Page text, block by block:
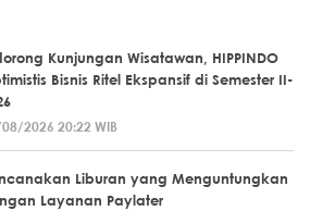
Kunjungan Wisatawan, HIPPINDO
Bisnis Ritel Ekspansif di Semester II-
2026 20:22 WIB
Liburan yang Menguntungkan
Layanan Paylater